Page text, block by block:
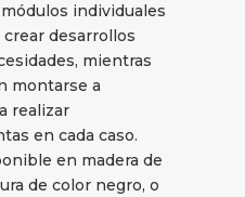
individuales
desarrollos
mientras
montarse a
realizar
en cada caso.
en madera de
de color negro, o